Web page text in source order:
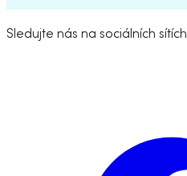
Sledujte nás na sociálních sítích